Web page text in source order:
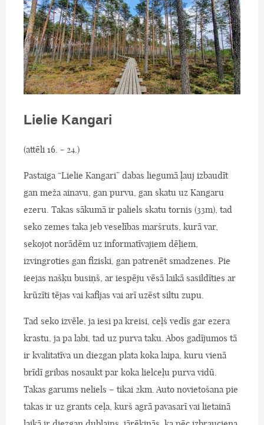
Lielie Kangari
(attēli 16. - 24.)
Pastaiga “Lielie Kangari” dabas liegumā ļauj izbaudīt
gan meža ainavu, gan purvu, gan skatu uz Kangaru
ezeru. Takas sākumā ir paliels skatu tornis (33m), tad
seko zemes taka jeb veselības maršruts, kurā var,
sekojot norādēm uz informatīvajiem dēļiem,
izvingroties gan fiziski, gan patrenēt smadzenes. Pie
ieejas našķu busiņš, ar iespēju vēsā laikā sasildīties ar
krūzīti tējas vai kafijas vai arī uzēst siltu zupu.
Tad seko izvēle, ja iesi pa kreisi, ceļš vedīs gar ezera
krastu, ja pa labi, tad uz purva taku. Abos gadījumos tā
ir kvalitatīva un diezgan plata koka laipa, kuru vienā
brīdī gribas nosaukt par koka lielceļu purva vidū.
Takas garums neliels – tikai 2km. Auto novietošana pie
takas ir uz grants ceļa, kurš agrā pavasarī vai lietainā